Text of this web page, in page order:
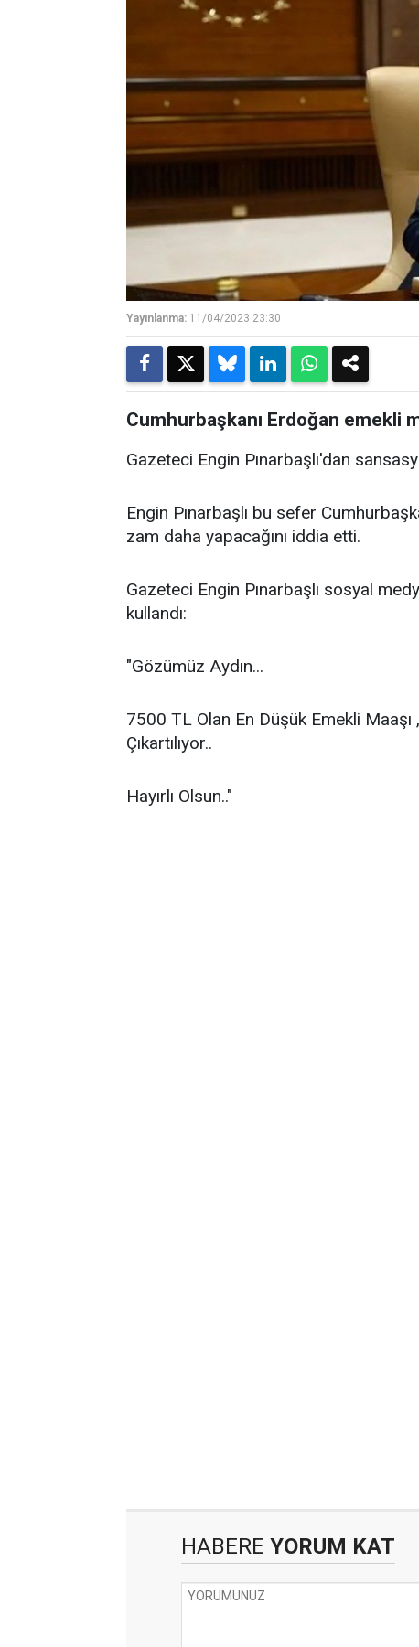
Yayınlanma: 11/04/2023 23:30
Cumhurbaşkanı Erdoğan emekli
Gazeteci Engin Pınarbaşlı'dan
Engin Pınarbaşlı bu sefer
zam daha yapacağını iddia etti.
Gazeteci Engin Pınarbaşlı sosyal
kullandı:
"Gözümüz Aydın...
7500 TL Olan En Düşük Emekli
Çıkartılıyor..
Hayırlı Olsun.."
HABERE YORUM KAT